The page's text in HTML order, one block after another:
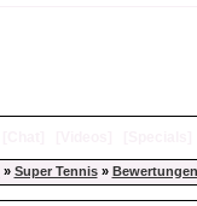
» Super Tennis» Bewertungen